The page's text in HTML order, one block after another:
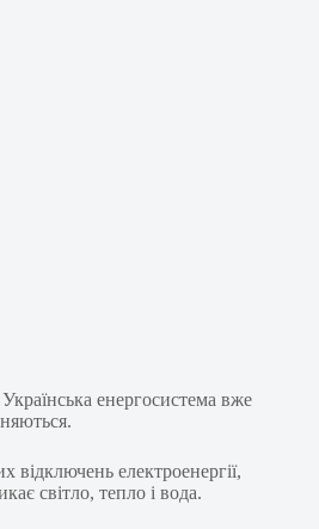
енергосистема вже
електроенергії,
світло, тепло і вода.